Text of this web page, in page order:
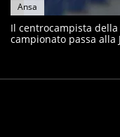
Ansa
Il centrocampista
campionato passa alla